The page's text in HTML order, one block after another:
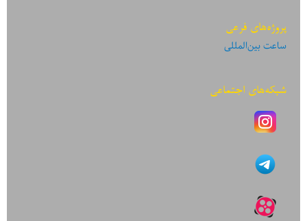
پروژه‌های فرعی
ساعت بین‌المللی
شبکه‌های اجتماعی